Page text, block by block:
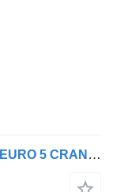
Mercedes-Benz ACTROS 4141 8x4 V6 EURO 5 CRANE PALFINGER PK800TK TB-KB MP2 MP3